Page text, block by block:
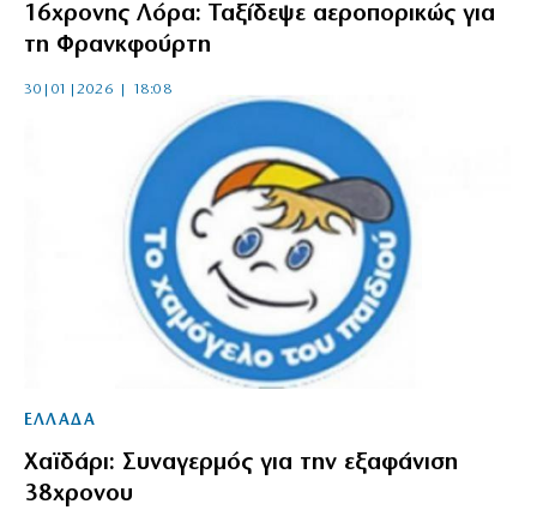
16χρονης Λόρα: Ταξίδεψε αεροπορικώς για
τη Φρανκφούρτη
30|01|2026 | 18:08
ΕΛΛΑΔΑ
Χαϊδάρι: Συναγερμός για την εξαφάνιση
38χρονου